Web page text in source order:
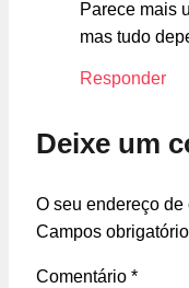
Parece mais
mas tudo
Responder
Deixe um
O seu endereço
Campos
Comentário *